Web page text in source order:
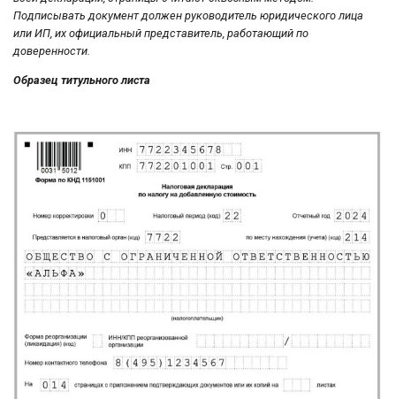
Подписывать документ должен руководитель юридического лица
или ИП, их официальный представитель, работающий по
доверенности.
Образец титульного листа